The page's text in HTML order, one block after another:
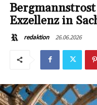
Exzellenz in
redaktion 26.06.2026